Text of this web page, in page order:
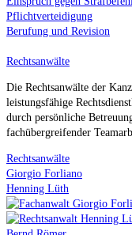
Pflichtverteidigung
Berufung und Revision
Rechtsanwälte
Die Rechtsanwälte der
leistungsfähige
durch persönliche
fachübergreifender
Rechtsanwälte
Giorgio Forliano
Henning Lüth